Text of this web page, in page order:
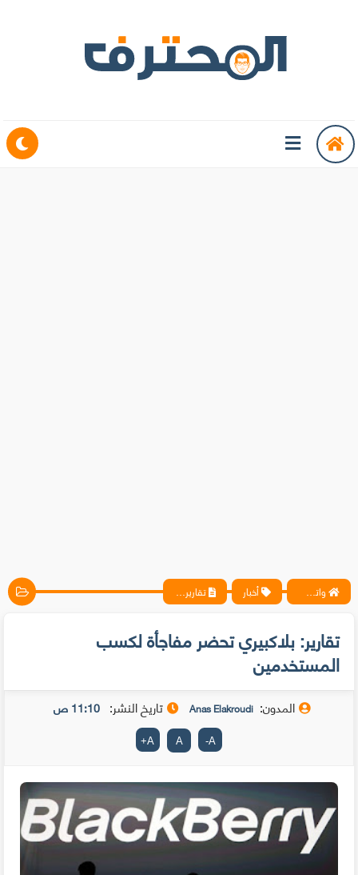
واتس آب ، فيسبوك ، أنترنت ، شروحات تقنية حصرية - المحترف أخبار تقارير: بلاكبيري تحضر مفاجأة لكسب المستخدمين
تقارير: بلاكبيري تحضر مفاجأة لكسب
المستخدمين
المدون: Anas Elakroudi تاريخ النشر: 11:10 ص
A
-
A
A
+